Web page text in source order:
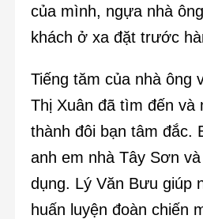
của mình, ngựa nhà
khách ở xa đặt trước
Tiếng tăm của nhà ông
Thị Xuân đã tìm đến và
thành đôi bạn tâm đắc.
anh em nhà Tây Sơn
dụng. Lý Văn Bưu giúp
huấn luyện đoàn chiến